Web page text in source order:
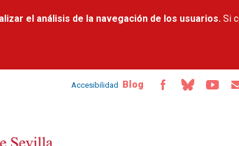
contenido
el análisis de la navegación de los usuarios. Si
Accesibilidad Blog